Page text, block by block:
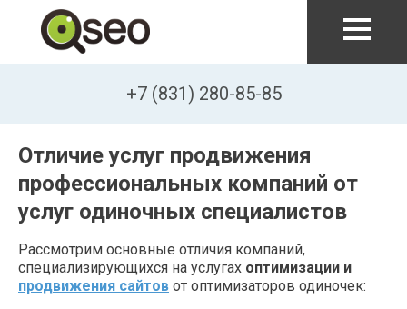
Перейти к основному содержанию
+7 (831) 280-85-85
Отличие услуг продвижения
профессиональных компаний от
услуг одиночных специалистов
Рассмотрим основные отличия компаний,
специализирующихся на услугах оптимизации и
продвижения сайтов от оптимизаторов одиночек: